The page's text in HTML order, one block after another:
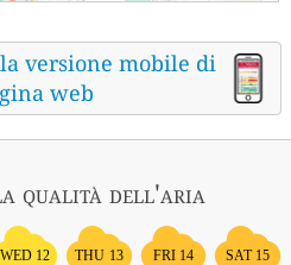
versione mobile di
web
qualità dell'aria
WED 12 THU 13 FRI 14 SAT 15